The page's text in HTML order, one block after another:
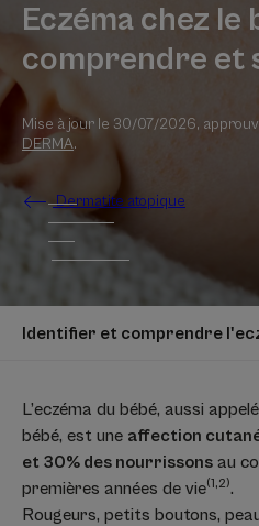
Eczéma chez le
comprendre et
Mise à jour le 30/07/2026,
DERMA.
Dermatite atopique
Identifier et comprendre
L’eczéma du bébé, aussi
bébé, est une affection
et 30% des nourrissons au
premières années de vie(1,2).
Rougeurs, petits boutons,